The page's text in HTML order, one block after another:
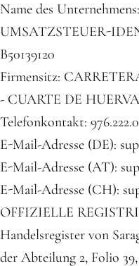
Name des
UMSATZSTEUER-
B50139120
Firmensitz:
- CUARTE DE
Telefonkontakt:
E-Mail-Adresse (DE):
E-Mail-Adresse (AT):
E-Mail-Adresse (CH):
OFFIZIELLE
Handelsregister von
der Abteilung 2, Folio 39,